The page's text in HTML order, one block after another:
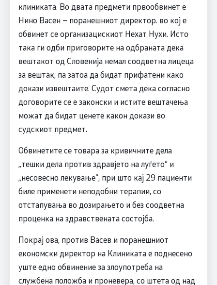
клиниката. Во двата предмети првообвинет е
Нино Васен – поранешниот директор. во кој е
обвинет се организацискиот Нехат Нухи. Исто
така ги одби приговорите на одбраната дека
вештакот од Словенија немал соодветна лицеца
за вештак, па затоа да бидат прифатени како
докази извештаите. Судот смета дека согласно
договорите се е законски и истите вештачења
можат да бидат ценете какон докази во
судскиот предмет.
Обвинетите се товара за кривичните дела
„тешки дела против здравјето на луѓето“ и
„несовесно лекување“, при што кај 29 пациенти
биле применети неподобни терапии, со
отстапувања во дозирањето и без соодветна
проценка на здравствената состојба.
Покрај ова, против Васев и поранешниот
економски директор на Клиниката е поднесено
уште едно обвинение за злоупотреба на
службена положба и проневера, со штета од над